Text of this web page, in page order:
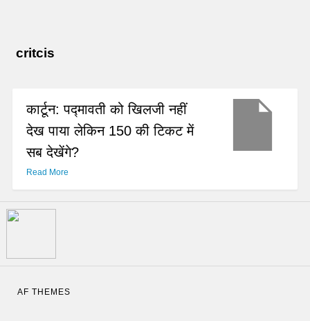
critcis
कार्टून: पद्मावती को खिलजी नहीं
देख पाया लेकिन 150 की टिकट में
सब देखेंगे?
Read More
AF THEMES